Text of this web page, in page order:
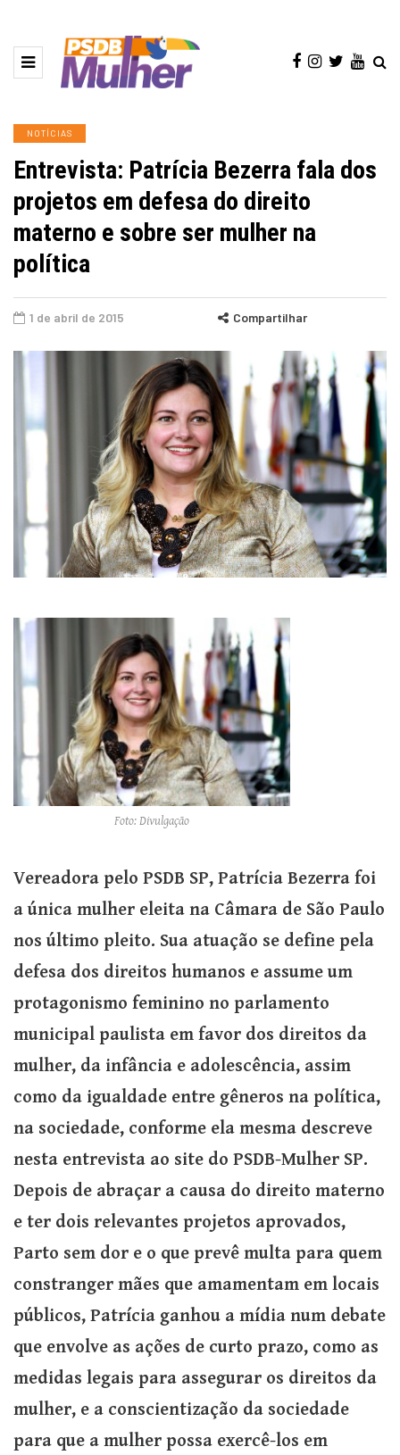
NOTÍCIAS
Entrevista: Patrícia Bezerra fala dos
projetos em defesa do direito
materno e sobre ser mulher na
política
1 de abril de 2015 Compartilhar
Foto: Divulgação
Vereadora pelo PSDB SP, Patrícia Bezerra foi
a única mulher eleita na Câmara de São Paulo
nos último pleito. Sua atuação se define pela
defesa dos direitos humanos e assume um
protagonismo feminino no parlamento
municipal paulista em favor dos direitos da
mulher, da infância e adolescência, assim
como da igualdade entre gêneros na política,
na sociedade, conforme ela mesma descreve
nesta entrevista ao site do PSDB-Mulher SP.
Depois de abraçar a causa do direito materno
e ter dois relevantes projetos aprovados,
Parto sem dor e o que prevê multa para quem
constranger mães que amamentam em locais
públicos, Patrícia ganhou a mídia num debate
que envolve as ações de curto prazo, como as
medidas legais para assegurar os direitos da
mulher, e a conscientização da sociedade
para que a mulher possa exercê-los em